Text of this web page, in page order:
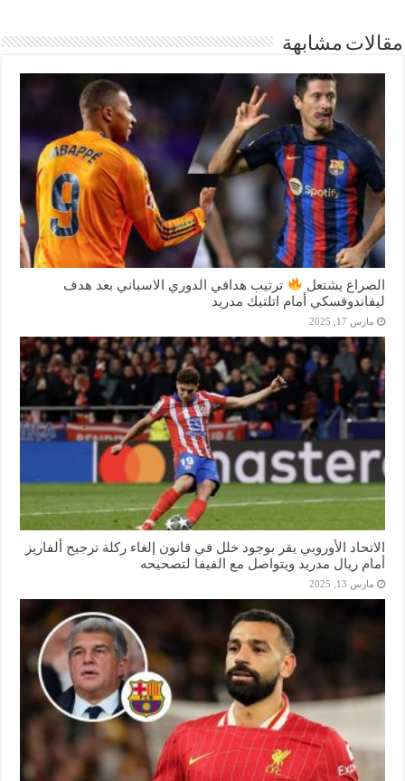
مقالات مشابهة
الصراع يشتعل
ترتيب هدافي الدوري الاسباني بعد هدف
ليفاندوفسكي أمام اتلتيك مدريد
مارس 17, 2025
الاتحاد الأوروبي يقر بوجود خلل في قانون إلغاء ركلة ترجيح ألفاريز
أمام ريال مدريد ويتواصل مع الفيفا لتصحيحه
مارس 13, 2025